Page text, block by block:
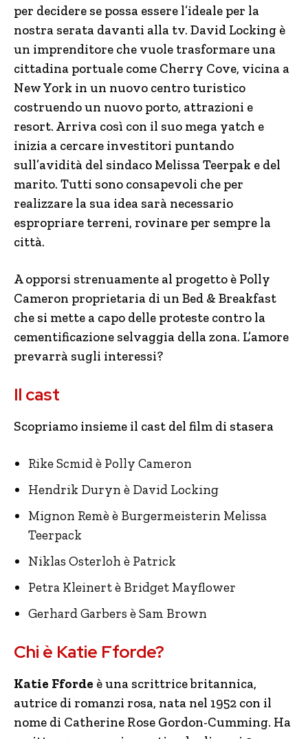
per decidere se possa essere l’ideale per la
nostra serata davanti alla tv. David Locking è
un imprenditore che vuole trasformare una
cittadina portuale come Cherry Cove, vicina a
New York in un nuovo centro turistico
costruendo un nuovo porto, attrazioni e
resort. Arriva così con il suo mega yatch e
inizia a cercare investitori puntando
sull’avidità del sindaco Melissa Teerpak e del
marito. Tutti sono consapevoli che per
realizzare la sua idea sarà necessario
espropriare terreni, rovinare per sempre la
città.
A opporsi strenuamente al progetto è Polly
Cameron proprietaria di un Bed & Breakfast
che si mette a capo delle proteste contro la
cementificazione selvaggia della zona. L’amore
prevarrà sugli interessi?
Il cast
Scopriamo insieme il cast del film di stasera
Rike Scmid è Polly Cameron
Hendrik Duryn è David Locking
Mignon Remè è Burgermeisterin Melissa
Teerpack
Niklas Osterloh è Patrick
Petra Kleinert è Bridget Mayflower
Gerhard Garbers è Sam Brown
Chi è Katie Fforde?
Katie Fforde è una scrittrice britannica,
autrice di romanzi rosa, nata nel 1952 con il
nome di Catherine Rose Gordon-Cumming. Ha